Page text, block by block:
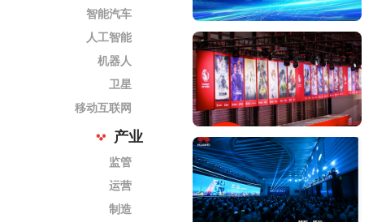
智能汽车
人工智能
机器人
卫星
移动互联网
产业
监管
运营
制造